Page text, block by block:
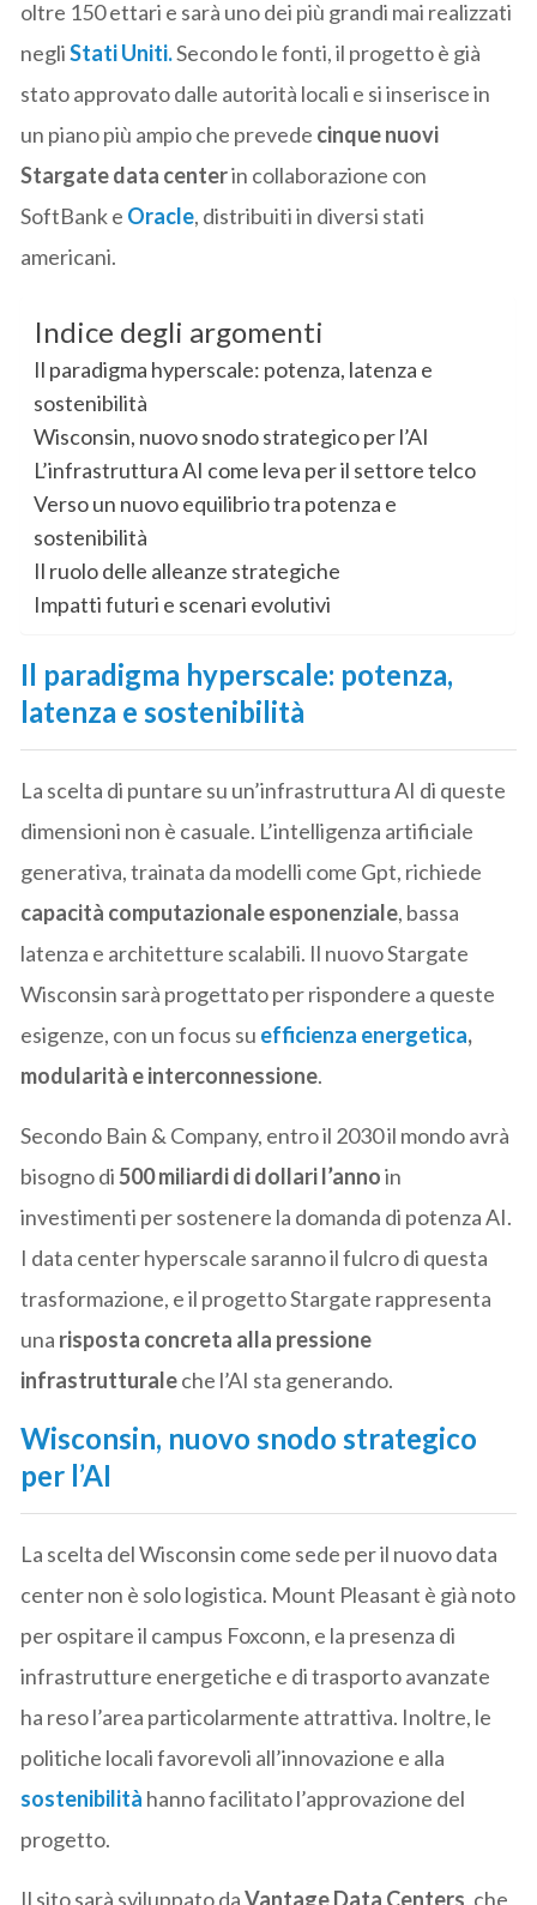
oltre 150 ettari e sarà uno dei più grandi mai realizzati
negliStati Uniti.Secondo le fonti, il progetto è già
stato approvato dalle autorità locali e si inserisce in
un piano più ampio che prevede cinque nuovi
Stargate data centerin collaborazione con
SoftBank e Oracle, distribuiti in diversi stati
americani.
Indice degli argomenti
Il paradigma hyperscale: potenza, latenza e
sostenibilità
Wisconsin, nuovo snodo strategico per l’AI
L’infrastruttura AI come leva per il settore telco
Verso un nuovo equilibrio tra potenza e
sostenibilità
Il ruolo delle alleanze strategiche
Impatti futuri e scenari evolutivi
Il paradigma hyperscale: potenza,
latenza e sostenibilità
La scelta di puntare su un’infrastruttura AI di queste
dimensioni non è casuale. L’intelligenza artificiale
generativa, trainata da modelli come Gpt, richiede
capacità computazionale esponenziale, bassa
latenza e architetture scalabili. Il nuovo Stargate
Wisconsin sarà progettato per rispondere a queste
esigenze, con un focus su efficienza energetica,
modularità e interconnessione.
Secondo Bain & Company, entro il 2030 il mondo avrà
bisogno di500 miliardi di dollari l’annoin
investimenti per sostenere la domanda di potenza AI.
I data center hyperscale saranno il fulcro di questa
trasformazione, e il progetto Stargate rappresenta
una risposta concreta alla pressione
infrastrutturaleche l’AI sta generando.
Wisconsin, nuovo snodo strategico
per l’AI
La scelta del Wisconsin come sede per il nuovo data
center non è solo logistica. Mount Pleasant è già noto
per ospitare il campus Foxconn, e la presenza di
infrastrutture energetiche e di trasporto avanzate
ha reso l’area particolarmente attrattiva. Inoltre, le
politiche locali favorevoli all’innovazione e alla
sostenibilità hanno facilitato l’approvazione del
progetto.
Il sito sarà sviluppato daVantage Data Centers , che